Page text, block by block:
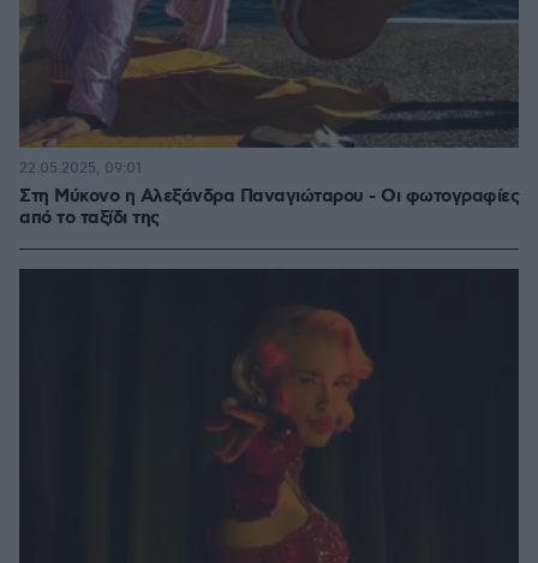
Στη Μύκονο η Αλεξάνδρα Παναγιώταρου - Οι φωτογραφίες
από το ταξίδι της
22.05.2025, 09:01